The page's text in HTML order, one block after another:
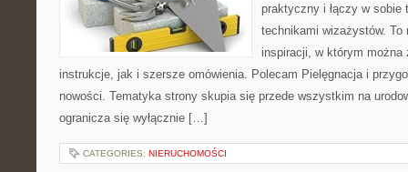
praktyczny i łączy w sobie
technikami wizażystów. To
inspiracji, w którym można
instrukcje, jak i szersze omówienia. Polecam Pielęgnacja i
nowości. Tematyka strony skupia się przede wszystkim na
ogranicza się wyłącznie […]
CATEGORIES: NIERUCHOMOŚCI